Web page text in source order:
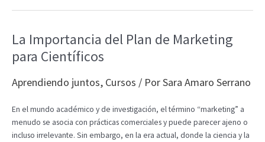
MANIPULADOR
DE
EN
La Importancia del Plan de Marketing
para Científicos
Aprendiendo juntos, Cursos / PorSara Amaro Serrano
En el mundo académico y de investigación, el término “marketing” a
menudo se asocia con prácticas comerciales y puede parecer ajeno o
incluso irrelevante. Sin embargo, en la era actual, donde la ciencia y la